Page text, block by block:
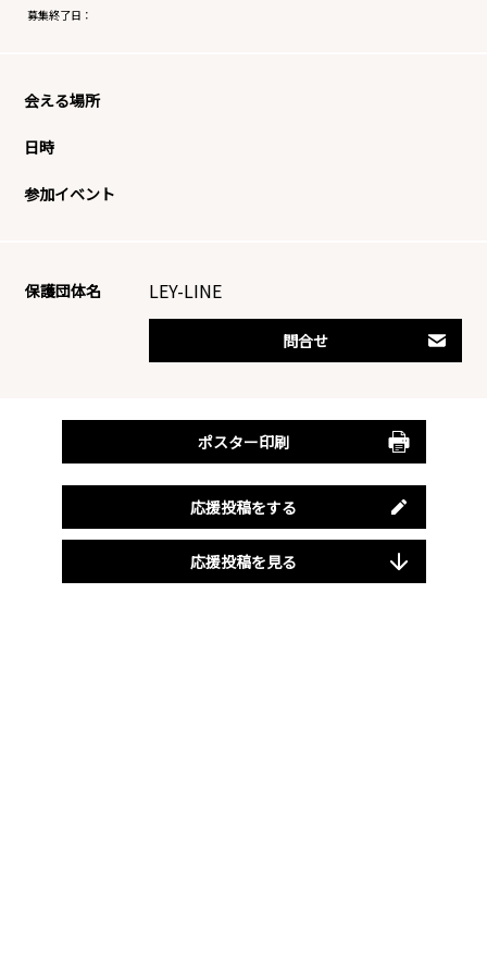
募集終了日：
会える場所
日時
参加イベント
保護団体名 LEY-LINE
問合せ
ポスター印刷
応援投稿をする
応援投稿を見る